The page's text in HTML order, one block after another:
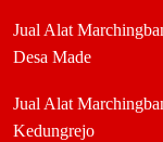
Jual Alat
Desa Made
Jual Alat
Kedungrejo